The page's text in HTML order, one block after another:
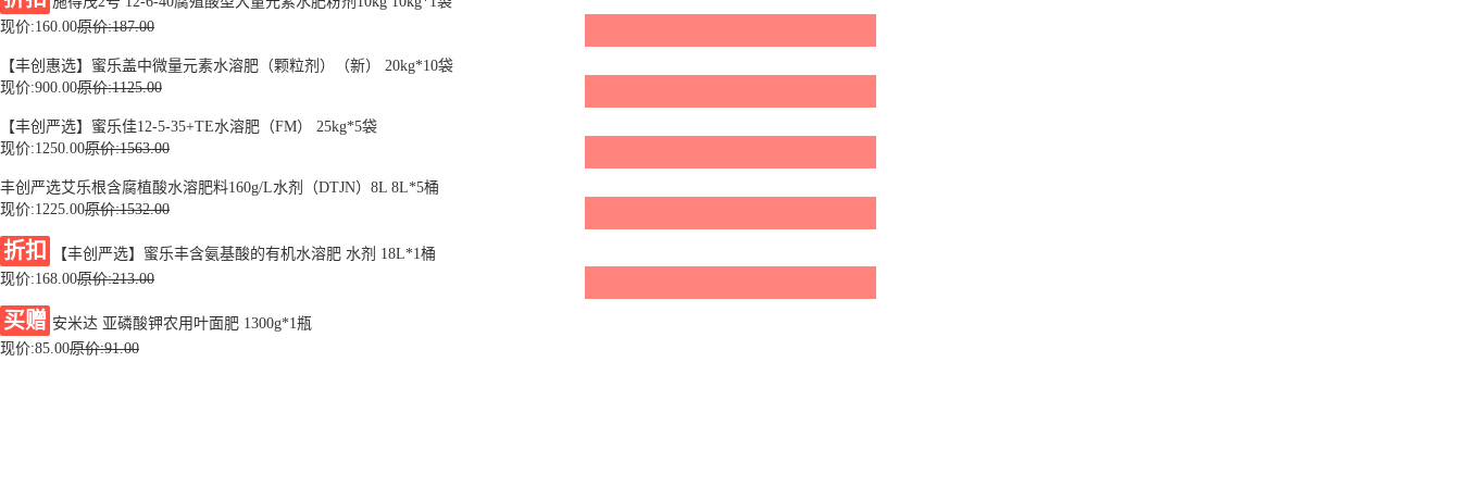
现价:160.00原价:187.00
【丰创惠选】蜜乐盖中微量元素水溶肥（颗粒剂）（新） 20kg*10袋
现价:900.00原价:1125.00
【丰创严选】蜜乐佳12-5-35+TE水溶肥（FM） 25kg*5袋
现价:1250.00原价:1563.00
丰创严选艾乐根含腐植酸水溶肥料160g/L水剂（DTJN）8L 8L*5桶
现价:1225.00原价:1532.00
折扣
【丰创严选】蜜乐丰含氨基酸的有机水溶肥 水剂 18L*1桶
现价:168.00原价:213.00
买赠 安米达 亚磷酸钾农用叶面肥 1300g*1瓶
现价:85.00原价:91.00